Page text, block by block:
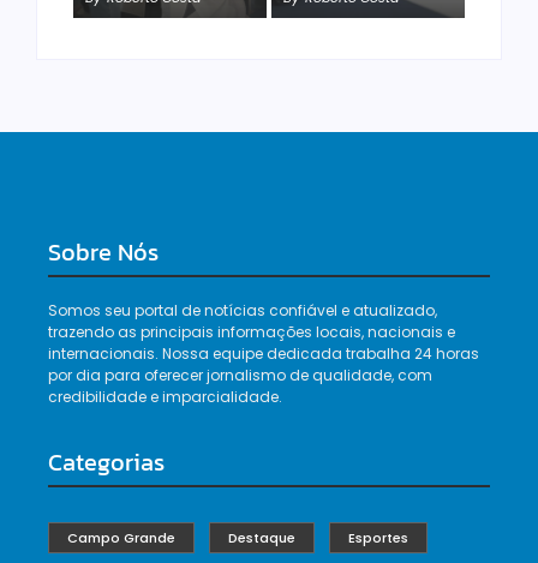
Sobre Nós
Somos seu portal de notícias confiável e atualizado,
trazendo as principais informações locais, nacionais e
internacionais. Nossa equipe dedicada trabalha 24 horas
por dia para oferecer jornalismo de qualidade, com
credibilidade e imparcialidade.
Categorias
Campo Grande Destaque Esportes